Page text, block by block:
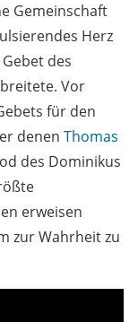
Gemeinschaft
Herz
des
Vor
für den
denen Thomas
des Dominikus
erweisen
zur Wahrheit zu